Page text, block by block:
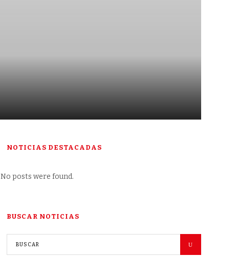
NOTICIAS DESTACADAS
No posts were found.
BUSCAR NOTICIAS